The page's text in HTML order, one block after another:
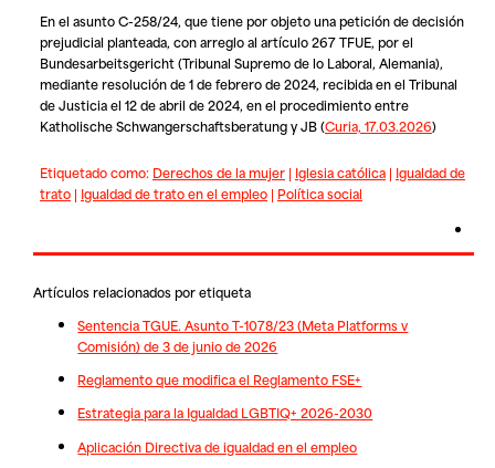
En el asunto C-258/24, que tiene por objeto una petición de decisión
prejudicial planteada, con arreglo al artículo 267 TFUE, por el
Bundesarbeitsgericht (Tribunal Supremo de lo Laboral, Alemania),
mediante resolución de 1 de febrero de 2024, recibida en el Tribunal
de Justicia el 12 de abril de 2024, en el procedimiento entre
Katholische SchwangerschaftsberatungyJB (Curia, 17.03.2026)
Etiquetado como: Derechos de la mujer| Iglesia católica| Igualdad de
trato| Igualdad de trato en el empleo| Política social
Artículos relacionados por etiqueta
Sentencia TGUE. Asunto T-1078/23 (Meta Platforms v
Comisión) de 3 de junio de 2026
Reglamento que modifica el Reglamento FSE+
Estrategia para la Igualdad LGBTIQ+ 2026-2030
Aplicación Directiva de igualdad en el empleo